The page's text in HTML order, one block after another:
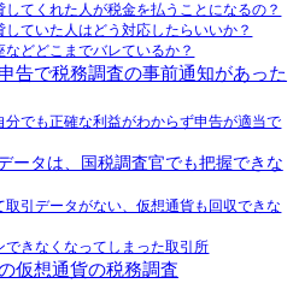
してくれた人が税金を払うことになるの？
していた人はどう対応したらいいか？
などどこまでバレているか？
告で税務調査の事前通知があった
分でも正確な利益がわからず申告が適当で
ータは、国税調査官でも把握できな
取引データがない、仮想通貨も回収できな
できなくなってしまった取引所
仮想通貨の税務調査